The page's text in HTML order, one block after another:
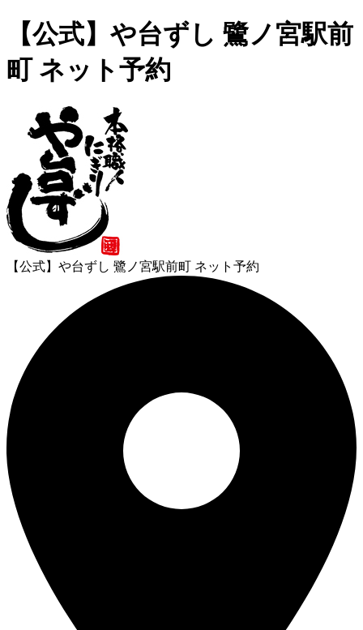
【公式】や台ずし 鷺ノ宮駅前
町 ネット予約
【公式】や台ずし 鷺ノ宮駅前町 ネット予約